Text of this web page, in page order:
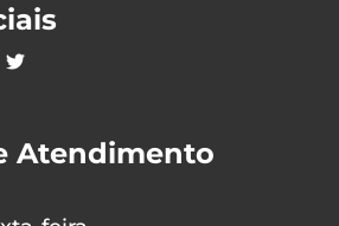
Atendimento